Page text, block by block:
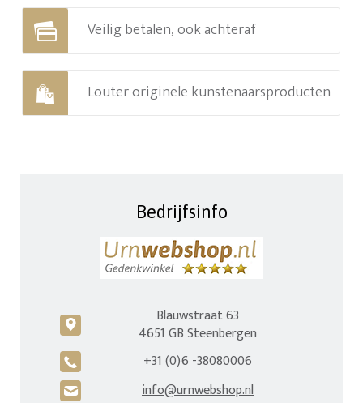
Veilig betalen, ook achteraf
Louter originele kunstenaarsproducten
Bedrijfsinfo
c
Blauwstraat 63
4651 GB Steenbergen
A +31 (0)6 -38080006
H info@urnwebshop.nl